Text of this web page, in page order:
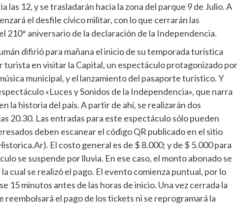
12, y se trasladarán hacia la zona del parque 9 de Julio. A
el desfile cívico militar, con lo que cerrarán las
210° aniversario de la declaración de la Independencia.
difirió para mañana el inicio de su temporada turística
turista en visitar la Capital, un espectáculo protagonizado por
municipal, y el lanzamiento del pasaporte turístico. Y
«Luces y Sonidos de la Independencia», que narra
la historia del país. A partir de ahí, se realizarán dos
20.30. Las entradas para este espectáculo sólo pueden
deben escanear el código QR publicado en el sitio
El costo general es de $ 8.000; y de $ 5.000 para
se suspende por lluvia. En ese caso, el monto abonado se
cual se realizó el pago. El evento comienza puntual, por lo
15 minutos antes de las horas de inicio. Una vez cerrada la
reembolsará el pago de los tickets ni se reprogramará la